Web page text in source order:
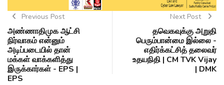
Previous Post
அண்ணாதிமுக ஆட்சி
நிர்வாகம் என்னும்
அடிப்படையில் தான்
மக்கள் வாக்களித்து
இருக்கார்கள் - EPS |
EPS
Next Post
தவெகவுக்கு அறுதி
பெரும்பான்மை இல்லை -
எதிர்க்கட்சித் தலைவர்
உதயநிதி | CM TVK Vijay
| DMK